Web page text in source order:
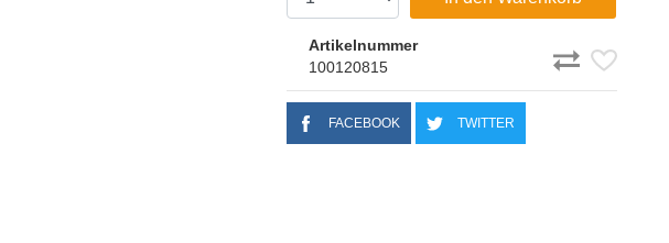
Artikelnummer
100120815
FACEBOOK TWITTER